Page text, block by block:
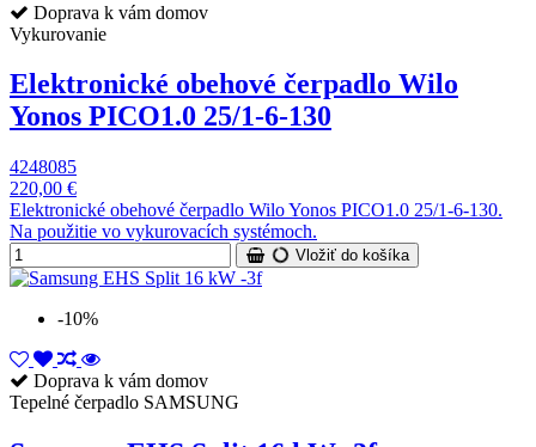
Doprava k vám domov
Vykurovanie
Elektronické obehové čerpadlo Wilo
Yonos PICO1.0 25/1-6-130
4248085
220,00 €
Elektronické obehové čerpadlo Wilo Yonos PICO1.0 25/1-6-130.
Na použitie vo vykurovacích systémoch.
Vložiť do košíka
-10%
Doprava k vám domov
Tepelné čerpadlo SAMSUNG